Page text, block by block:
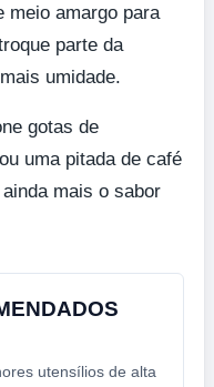
meio amargo para
parte da
umidade.
gotas de
uma pitada de café
mais o sabor
utensílios de alta